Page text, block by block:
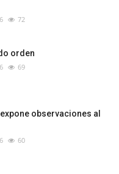
72
orden
69
observaciones al
60